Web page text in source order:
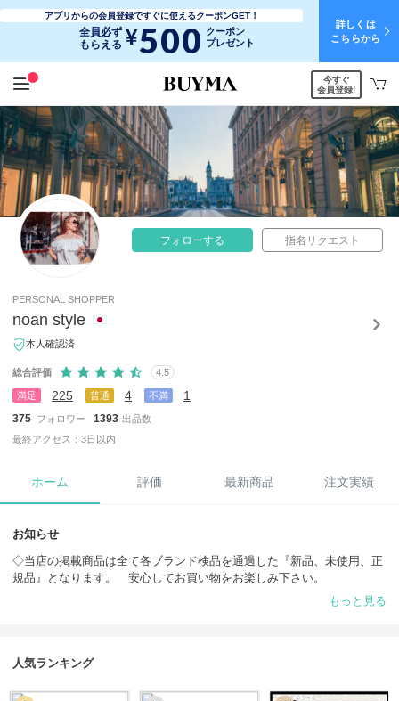
アプリからの会員登録ですぐに使えるクーポンGET！
全員必ず
もらえる ¥500 クーポン
プレゼント
詳しくは
こちらから
今すぐ
会員登録!
フォローする 指名リクエスト
PERSONAL SHOPPER
noan style
本人確認済
総合評価 4.5
満足 225 普通 4 不満 1
375 フォロワー 1393 出品数
最終アクセス：3日以内
ホーム 評価 最新商品 注文実績
お知らせ
◇当店の掲載商品は全て各ブランド検品を通過した『新品、未使用、正
規品』となります。 安心してお買い物をお楽しみ下さい。
◇全商品送料無料でお届け致します。
◇海外配送もございますが、出来るだけ早い発送を心がけております。
もっと見る
人気ランキング